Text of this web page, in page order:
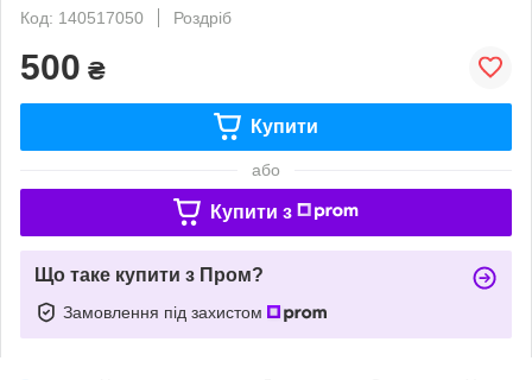
Код: 140517050
Роздріб
500 ₴
Купити
або
Купити з
Що таке купити з Пром?
Замовлення під захистом